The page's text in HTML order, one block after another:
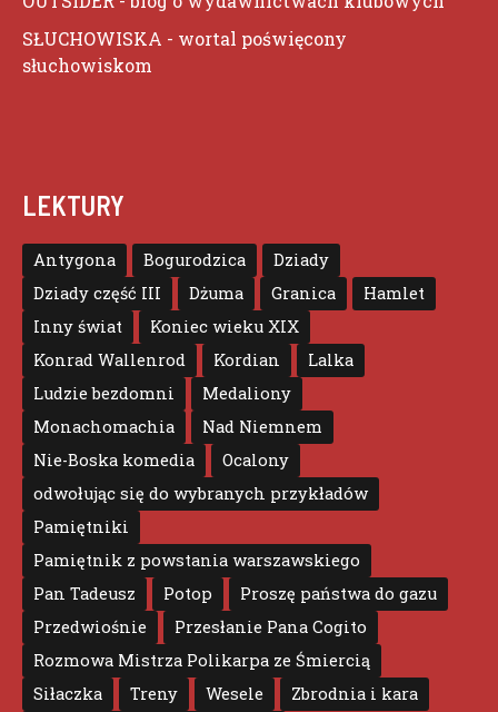
SŁUCHOWISKA - wortal poświęcony
słuchowiskom
LEKTURY
Antygona Bogurodzica
Dziady
Dziady część III
Dżuma Granica
Hamlet
Inny świat
Koniec wieku XIX
Konrad Wallenrod
Kordian
Lalka
Ludzie bezdomni
Medaliony
Monachomachia
Nad Niemnem
Nie-Boska komedia
Ocalony
odwołując się do wybranych przykładów
Pamiętniki
Pamiętnik z powstania warszawskiego
Pan Tadeusz
Potop
Proszę państwa do gazu
Przedwiośnie
Przesłanie Pana Cogito
Rozmowa Mistrza Polikarpa ze Śmiercią
Siłaczka
Treny Wesele Zbrodnia i kara